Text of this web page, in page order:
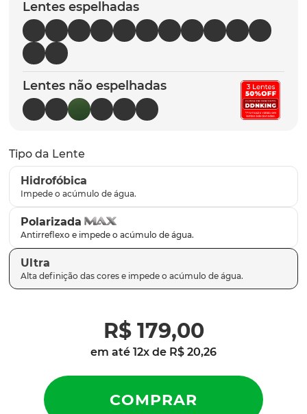
Lentes espelhadas
Lentes não espelhadas
Tipo da Lente
Hidrofóbica
Polarizada
Ultra
R$ 179,00
em até 12x de R$ 20,26
5º chaves
6º t-shock
7º gasket
8º parafusos
9º latch